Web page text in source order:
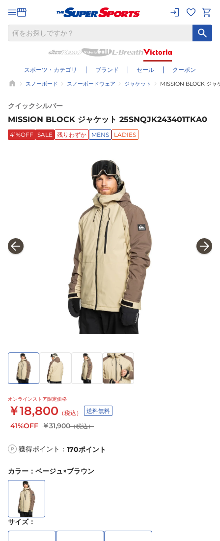
スポーツ・カテゴリ ブランド セール クーポン
スノーボード スノーボードウェア ジャケット MISSION BLOCK ジャ
クイックシルバー
MISSION BLOCK ジャケット 25SNQJK243401TKA0
41%OFF SALE 残りわずか MENS LADIES
オンラインストア限定価格
￥18,800 （税込） 送料無料
41%OFF ￥31,900（税込）
P 獲得ポイント： 170ポイント
カラー ： ベージュ×ブラウン
サイズ：